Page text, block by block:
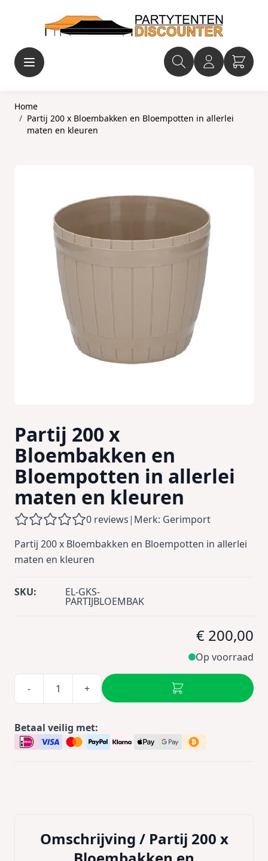
Home
/ Partij 200 x Bloembakken en Bloempotten in allerlei
maten en kleuren
Partij 200 x
Bloembakken en
Bloempotten in allerlei
maten en kleuren
0 reviews| Merk: Gerimport
Partij 200 x Bloembakken en Bloempotten in allerlei
maten en kleuren
SKU: EL-GKS-
PARTIJBLOEMBAK
€ 200,00
Op voorraad
- +
Betaal veilig met:
Omschrijving / Partij 200 x